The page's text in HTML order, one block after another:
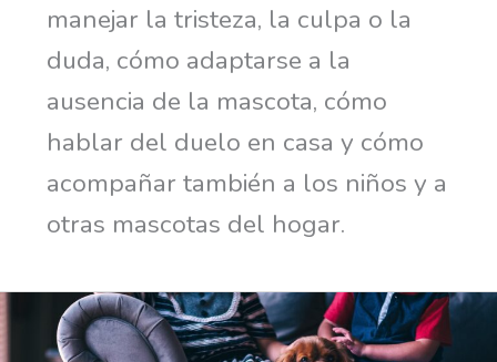
manejar la tristeza, la culpa o la
duda, cómo adaptarse a la
ausencia de la mascota, cómo
hablar del duelo en casa y cómo
acompañar también a los niños y a
otras mascotas del hogar.
explicarle